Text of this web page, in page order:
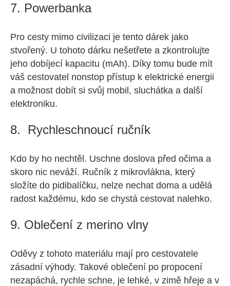
7. Powerbanka
Pro cesty mimo civilizaci je tento dárek jako
stvořený. U tohoto dárku nešetřete a zkontrolujte
jeho dobíjecí kapacitu (mAh). Díky tomu bude mít
váš cestovatel nonstop přístup k elektrické energii
a možnost dobít si svůj mobil, sluchátka a další
elektroniku.
8. Rychleschnoucí ručník
Kdo by ho nechtěl. Uschne doslova před očima a
skoro nic neváží. Ručník z mikrovlákna, který
složíte do pidibalíčku, nelze nechat doma a udělá
radost každému, kdo se chystá cestovat nalehko.
9. Oblečení z merino vlny
Oděvy z tohoto materiálu mají pro cestovatele
zásadní výhody. Takové oblečení po propocení
nezapáchá, rychle schne, je lehké, v zimě hřeje a v